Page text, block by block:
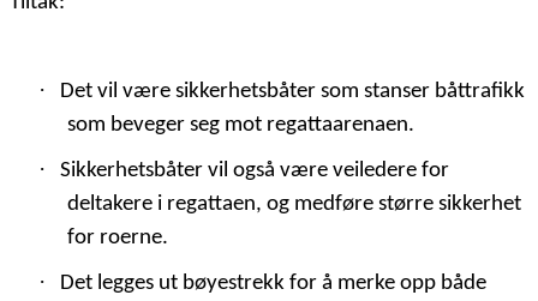
·
Det vil være sikkerhetsbåter som stanser båttrafikk
som beveger seg mot regattaarenaen.
·
Sikkerhetsbåter vil også være veiledere for
deltakere i regattaen, og medføre større sikkerhet
for roerne.
·
Det legges ut bøyestrekk for å merke opp både